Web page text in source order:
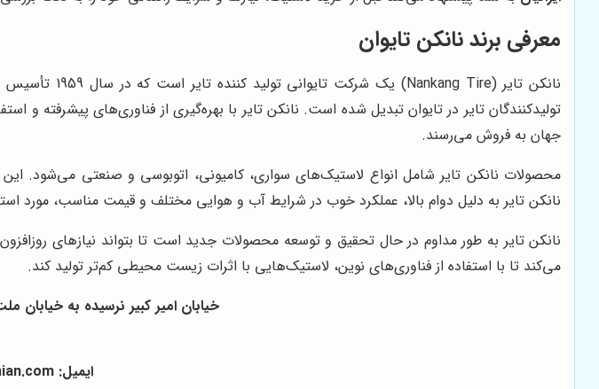
معرفی برند نانکن تایوان
جهان به فروش می‌رسند.
محصولات نانکن تایر شامل انواع لاستیک‌های سواری، کامیونی، اتوبوسی و صنعتی می‌شود.
نانکن تایر به دلیل دوام بالا، عملکرد خوب در شرایط آب و هوایی مختلف و قیمت مناسب، مورد
نانکن تایر به طور مداوم در حال تحقیق و توسعه محصولات جدید است تا بتواند نیازهای
می‌کند تا با استفاده از فناوری‌های نوین، لاستیک‌هایی با اثرات زیست محیطی کم‌تر تولید کند.
خیابان امیر کبیر نرسیده به خیابان
ایمیل: info@tireiranian.com